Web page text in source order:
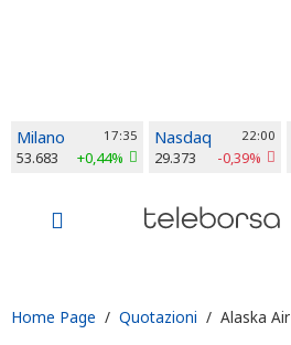
Milano 17:35
53.683 +0,44%
Nasdaq 22:00
29.373 -0,39%
Home Page / Quotazioni / Alaska Air